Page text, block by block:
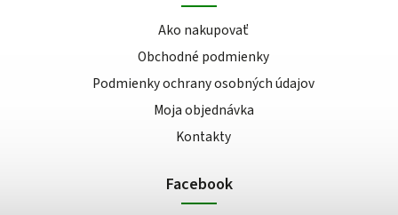
Ako nakupovať
Obchodné podmienky
Podmienky ochrany osobných údajov
Moja objednávka
Kontakty
Facebook